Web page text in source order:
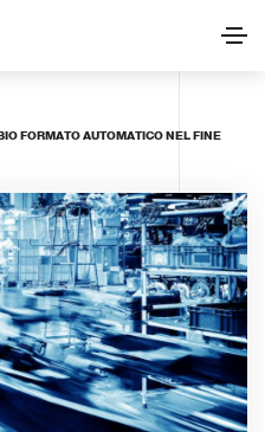
FORMATO AUTOMATICO NEL FINE